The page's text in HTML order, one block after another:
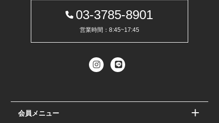
03-3785-8901
営業時間：8:45~17:45
会員メニュー